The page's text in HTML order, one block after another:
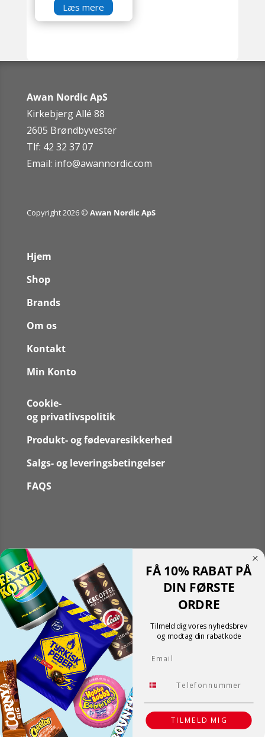
Læs mere
Awan Nordic ApS
Kirkebjerg Allé 88
2605 Brøndbyvester
Tlf: 42 32 37 07
Email: info@awannordic.com
Copyright 2026 © Awan Nordic ApS
Hjem
Shop
Brands
Om os
Kontakt
Min Konto
Cookie-
og privatlivspolitik
Produkt- og fødevaresikkerhed
Salgs- og leveringsbetingelser
FAQS
Translate »
Powered by
Translate
Shopping cart0
Der er ingen produkter i kurven!
Fortsæt med at handle
FÅ 10% RABAT PÅ
DIN FØRSTE
ORDRE
Tilmeld dig vores nyhedsbrev
og modtag din rabatkode
Email
Tlf.
TILMELD MIG